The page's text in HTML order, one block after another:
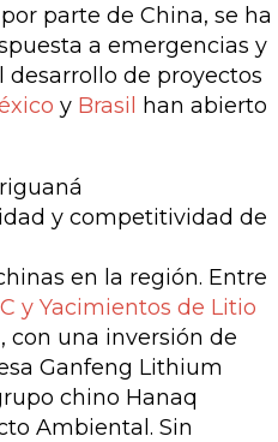
parte de China, se ha
a emergencias y
desarrollo de proyectos
y Brasil
han abierto
y competitividad de
en la región. Entre
y Yacimientos de Litio
con una inversión de
Ganfeng Lithium
chino Hanaq
Ambiental. Sin